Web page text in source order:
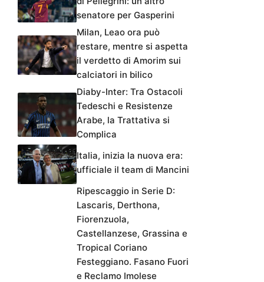
senatore per Gasperini
Milan, Leao ora può
restare, mentre si aspetta
il verdetto di Amorim sui
calciatori in bilico
Diaby-Inter: Tra Ostacoli
Tedeschi e Resistenze
Arabe, la Trattativa si
Complica
Italia, inizia la nuova era:
ufficiale il team di Mancini
Ripescaggio in Serie D:
Lascaris, Derthona,
Fiorenzuola,
Castellanzese, Grassina e
Tropical Coriano
Festeggiano. Fasano Fuori
e Reclamo Imolese